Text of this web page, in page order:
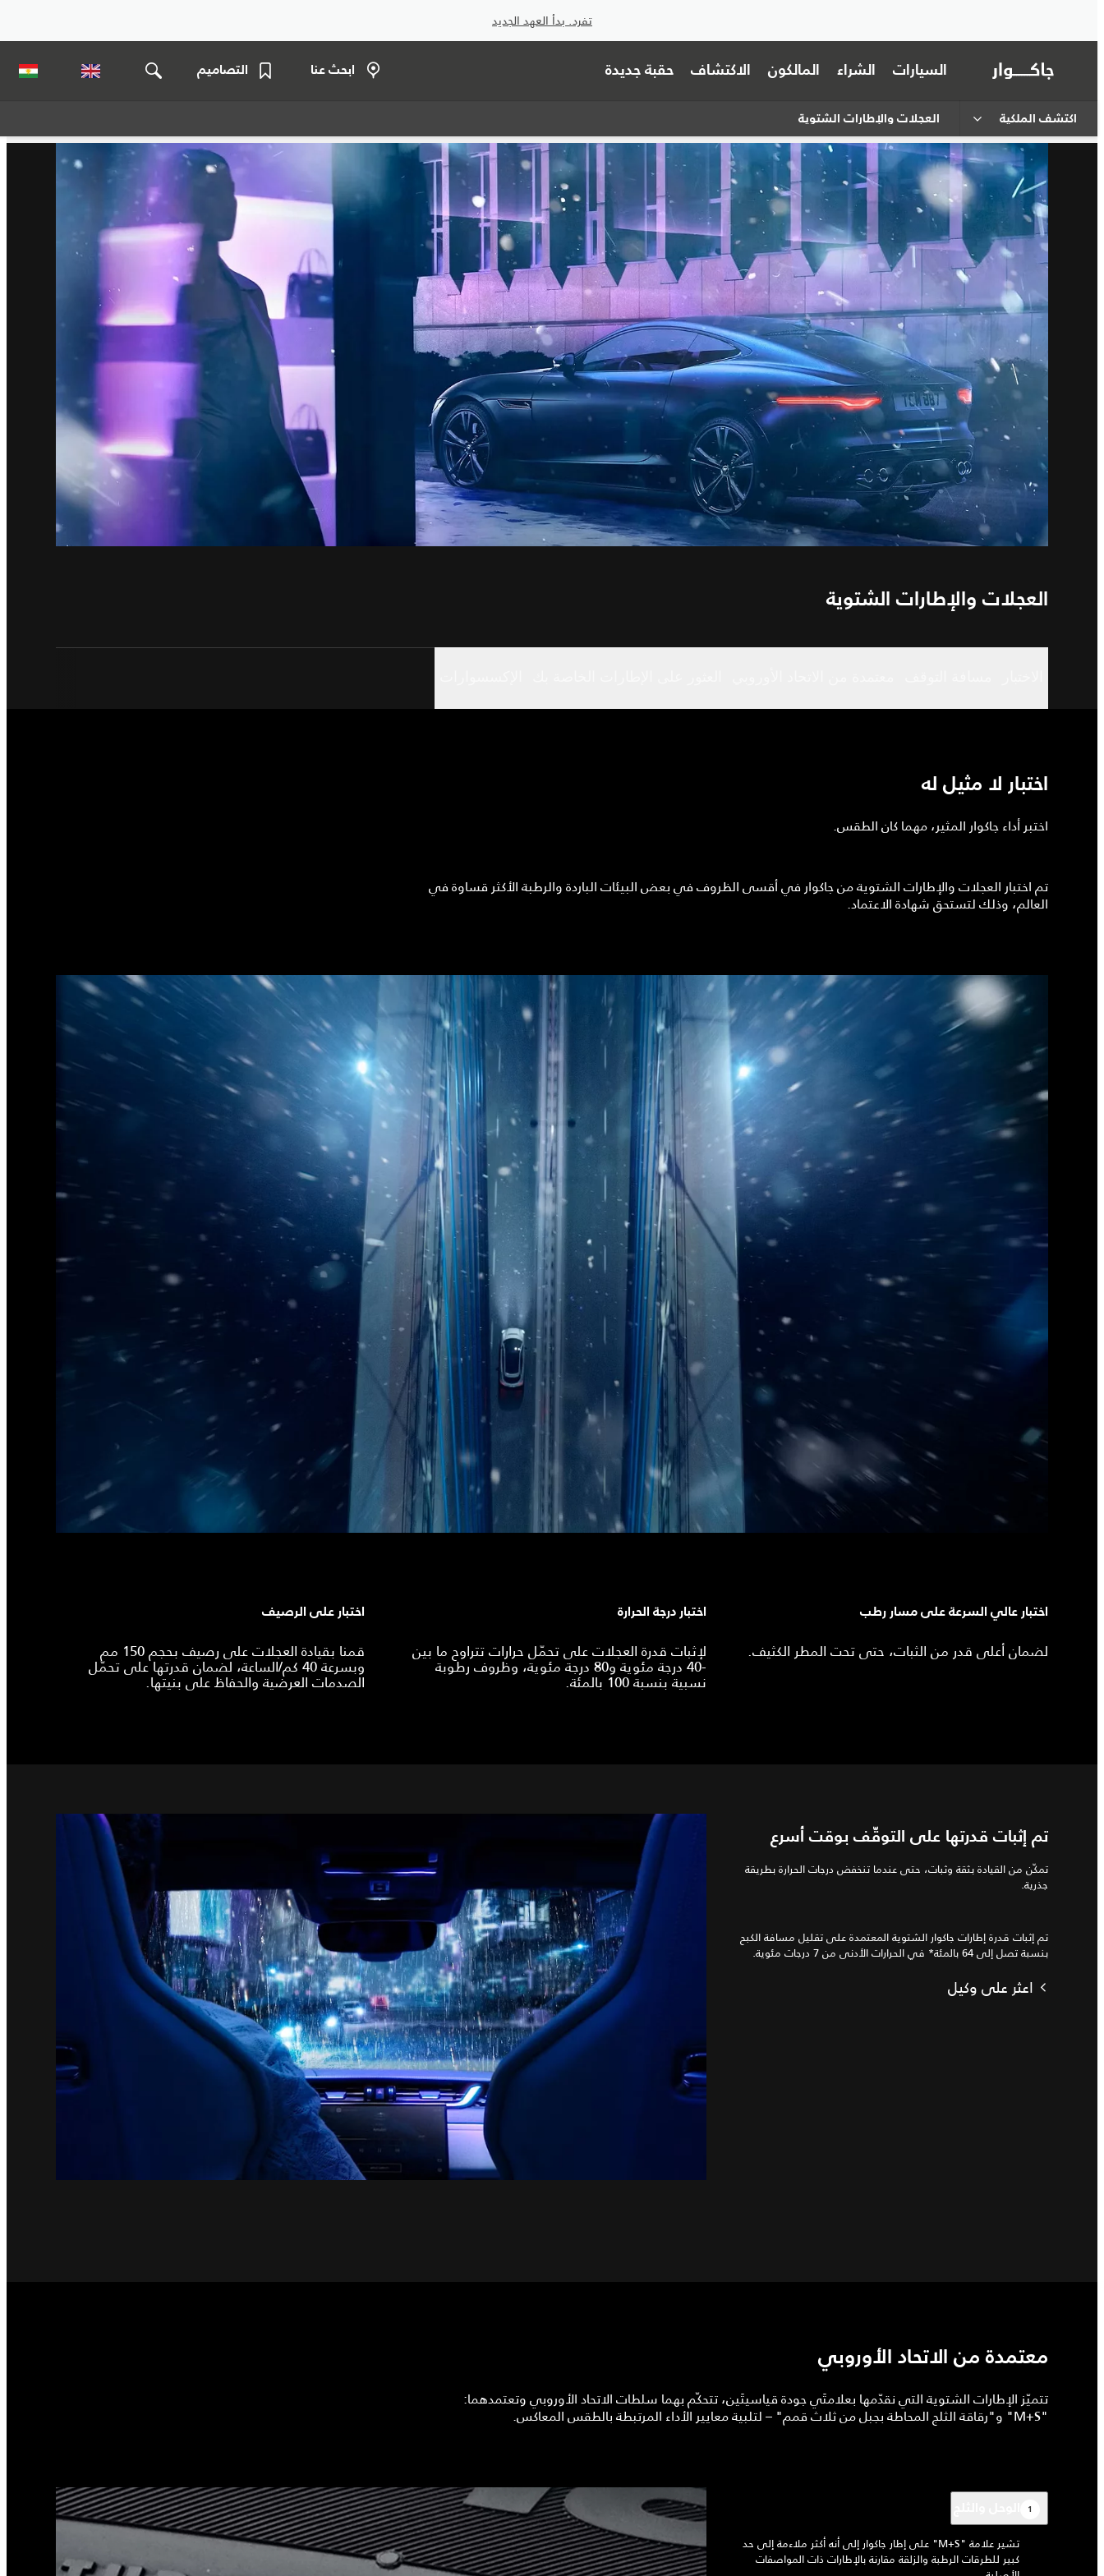
تفرد. بدأ العهد الجديد
السيارات الشراء المالكون الاكتشاف حقبة جديدة ابحث عنا التصاميم
اكتشف الملكية العجلات والإطارات الشتوية
العجلات والإطارات الشتوية
اختبار لا مثيل له
اختبر أداء جاكوار المثير، مهما كان الطقس.
تم اختبار العجلات والإطارات الشتوية من جاكوار في أقسى الظروف في بعض البيئات الباردة والرطبة الأكثر قساوة في
العالم، وذلك لتستحق شهادة الاعتماد.
اختبار عالي السرعة على مسار رطب
لضمان أعلى قدر من الثبات، حتى تحت المطر الكثيف.
اختبار درجة الحرارة
لإثبات قدرة العجلات على تحمّل حرارات تتراوح ما بين
-40 درجة مئوية و80 درجة مئوية، وظروف رطوبة
نسبية بنسبة 100 بالمئة.
اختبار على الرصيف
قمنا بقيادة العجلات على رصيف بحجم 150 مم
وبسرعة 40 كم/الساعة، لضمان قدرتها على تحمّل
الصدمات العرضية والحفاظ على بنيتها.
تم إثبات قدرتها على التوقّف بوقت أسرع
تمكّن من القيادة بثقة وثبات، حتى عندما تنخفض درجات الحرارة بطريقة
جذرية.
تم إثبات قدرة إطارات جاكوار الشتوية المعتمدة على تقليل مسافة الكبح
بنسبة تصل إلى 64 بالمئة* في الحرارات الأدنى من 7 درجات مئوية.
اعثر على وكيل
معتمدة من الاتحاد الأوروبي
تتميّز الإطارات الشتوية التي نقدّمها بعلامتَي جودة قياسيتَين، تتحكّم بهما سلطات الاتحاد الأوروبي وتعتمدهما:
"M+S" و"رقاقة الثلج المحاطة بجبل من ثلاث قمم" – لتلبية معايير الأداء المرتبطة بالطقس المعاكس.
1
تشير علامة "M+S" على إطار جاكوار إلى أنه أكثر ملاءمة إلى حد
كبير للطرقات الرطبة والزلقة مقارنة بالإطارات ذات المواصفات